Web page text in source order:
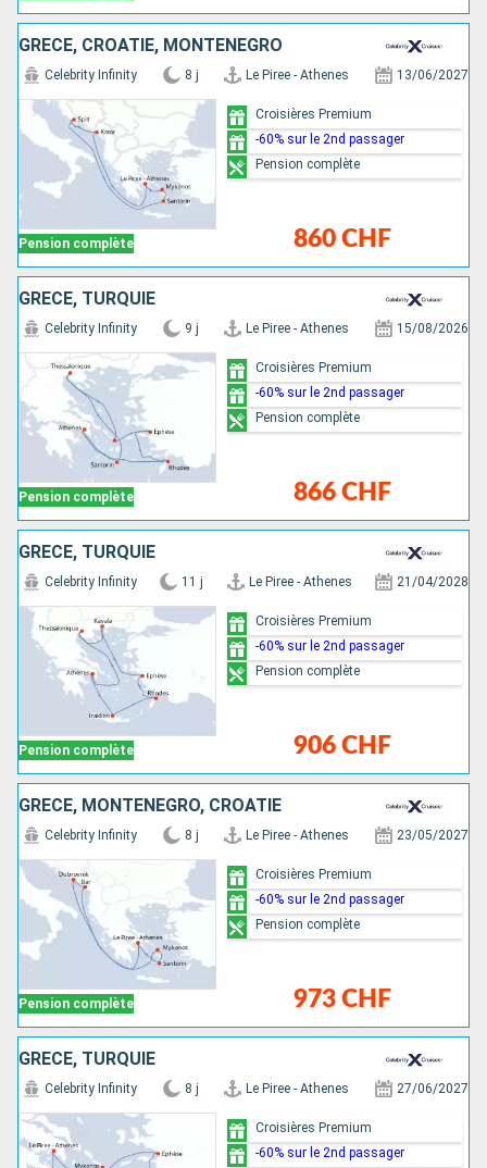
GRÈCE, CROATIE, MONTÉNÉGRO
Pension complète
Celebrity Infinity 8 j Le Piree - Athenes 13/06/2027
860 CHF
Croisières Premium
-60% sur le 2nd passager
Pension complète
GRÈCE, TURQUIE
Pension complète
Celebrity Infinity 9 j Le Piree - Athenes 15/08/2026
866 CHF
Croisières Premium
-60% sur le 2nd passager
Pension complète
GRÈCE, TURQUIE
Pension complète
Celebrity Infinity 11 j Le Piree - Athenes 21/04/2028
906 CHF
Croisières Premium
-60% sur le 2nd passager
Pension complète
GRÈCE, MONTÉNÉGRO, CROATIE
Pension complète
Celebrity Infinity 8 j Le Piree - Athenes 23/05/2027
973 CHF
Croisières Premium
-60% sur le 2nd passager
Pension complète
GRÈCE, TURQUIE
Celebrity Infinity 8 j Le Piree - Athenes 27/06/2027
Croisières Premium
-60% sur le 2nd passager